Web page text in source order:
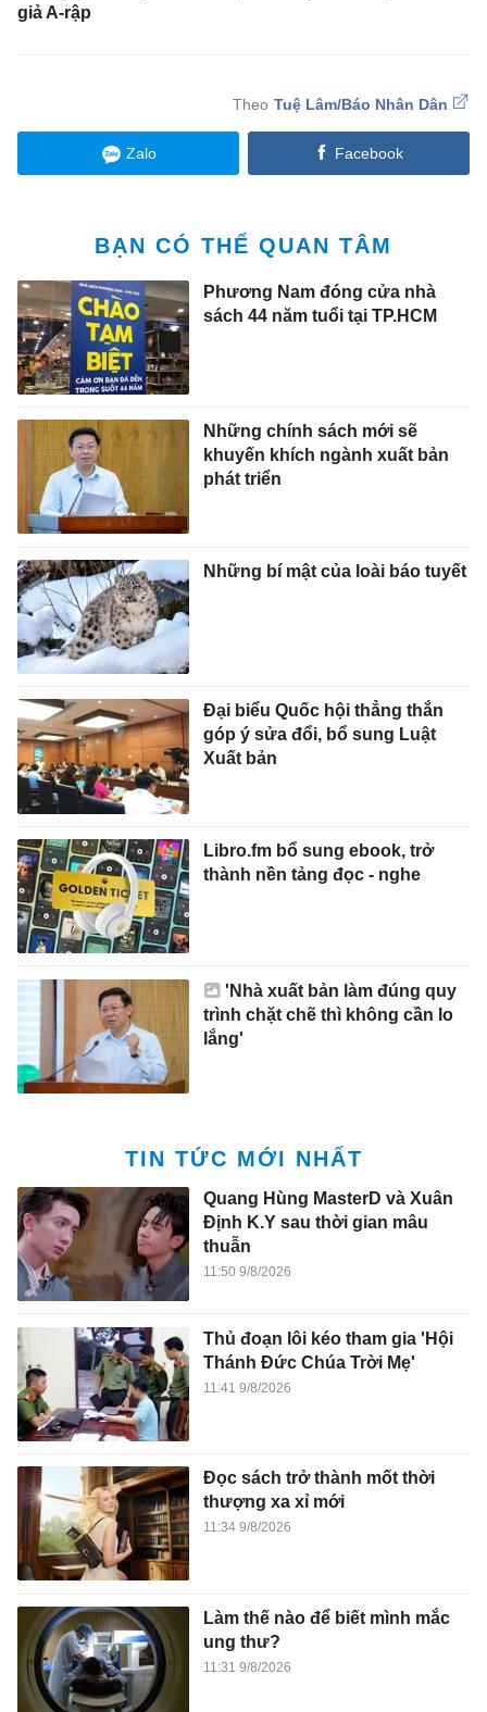
giả A-rập
Tuệ Lâm/Báo Nhân Dân
Zalo Facebook
BẠN CÓ THỂ QUAN TÂM
Phương Nam đóng cửa nhà
sách 44 năm tuổi tại TP.HCM
Những chính sách mới sẽ
khuyến khích ngành xuất bản
phát triển
Những bí mật của loài báo tuyết
Đại biểu Quốc hội thẳng thắn
góp ý sửa đổi, bổ sung Luật
Xuất bản
Libro.fm bổ sung ebook, trở
thành nền tảng đọc - nghe
'Nhà xuất bản làm đúng quy
trình chặt chẽ thì không cần lo
lắng'
TIN TỨC MỚI NHẤT
Quang Hùng MasterD và Xuân
Định K.Y sau thời gian mâu
thuẫn
11:50 9/8/2026
Thủ đoạn lôi kéo tham gia 'Hội
Thánh Đức Chúa Trời Mẹ'
11:41 9/8/2026
Đọc sách trở thành mốt thời
thượng xa xỉ mới
11:34 9/8/2026
Làm thế nào để biết mình mắc
ung thư?
11:31 9/8/2026